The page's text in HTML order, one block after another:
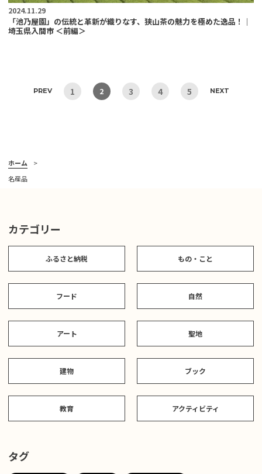
2024.11.29
「池乃屋園」の伝統と革新が織りなす、狭山茶の魅力を極めた逸品！｜
埼玉県入間市 ＜前編＞
PREV 1 2 3 4 5 NEXT
ホーム
名産品
カテゴリー
ふるさと納税 もの・こと
フード 自然
アート 聖地
建物 ブック
教育 アクティビティ
タグ